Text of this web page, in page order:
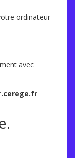
ordinateur
avec